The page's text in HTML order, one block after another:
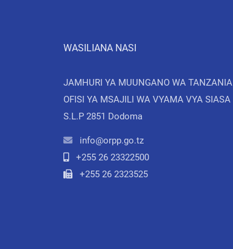
WASILIANA NASI
JAMHURI YA MUUNGANO WA TANZANIA
OFISI YA MSAJILI WA VYAMA VYA SIASA
S.L.P 2851 Dodoma
info@orpp.go.tz
+255 26 23322500
+255 26 2323525